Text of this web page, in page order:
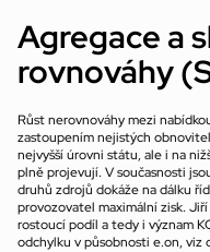
Agregace a
rovnováhy
Růst nerovnováhy mezi
zastoupením nejistých
nejvyšší úrovni státu, ale i na
plně projevují. V současnosti
druhů zdrojů dokáže na dálku
provozovatel maximální zisk.
rostoucí podíl a tedy i význam
odchylku v působnosti e.on, viz